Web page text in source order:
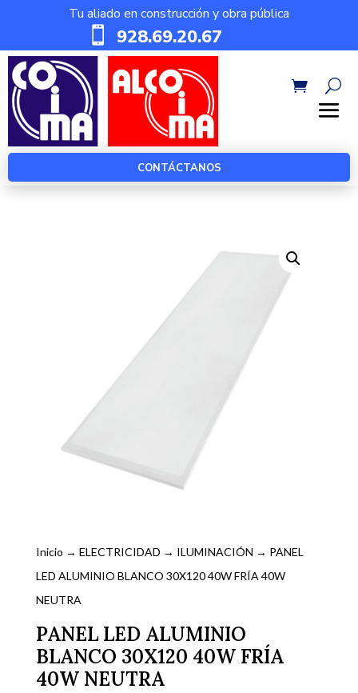
Tu aliado en construcción y obra pública
 928.69.20.67
CONTÁCTANOS
Inicio → ELECTRICIDAD → ILUMINACIÓN → PANEL
LED ALUMINIO BLANCO 30X120 40W FRÍA 40W
NEUTRA
PANEL LED ALUMINIO
BLANCO 30X120 40W FRÍA
40W NEUTRA